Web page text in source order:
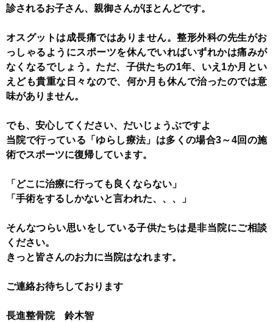
診されるお子さん、親御さんがほとんどです。
オスグットは成長痛ではありません。整形外科の先生がお
っしゃるようにスポーツを休んでいればいずれかは痛みが
なくなるでしょう。ただ、子供たちの1年、いえ1か月とい
えども貴重な日々なので、何か月も休んで治ったのでは意
味がありません。
でも、安心してください、だいじょうぶですよ
当院で行っている「ゆらし療法」は多くの場合3～4回の施
術でスポーツに復帰しています。
「どこに治療に行っても良くならない」
「手術をするしかないと言われた、、、」
そんなつらい思いをしている子供たちは是非当院にご相談
ください。
きっと皆さんのお力に当院はなれます。
ご連絡お待ちしております
長進整骨院 鈴木智